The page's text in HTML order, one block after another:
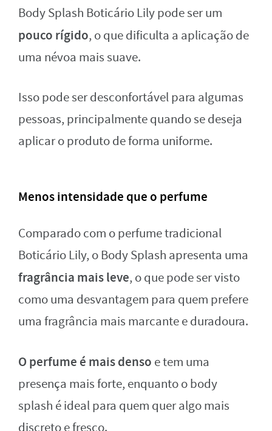
Body Splash Boticário Lily pode ser um
pouco rígido, o que dificulta a aplicação de
uma névoa mais suave.
Isso pode ser desconfortável para algumas
pessoas, principalmente quando se deseja
aplicar o produto de forma uniforme.
Menos intensidade que o perfume
Comparado com o perfume tradicional
Boticário Lily, o Body Splash apresenta uma
fragrância mais leve, o que pode ser visto
como uma desvantagem para quem prefere
uma fragrância mais marcante e duradoura.
O perfume é mais denso e tem uma
presença mais forte, enquanto o body
splash é ideal para quem quer algo mais
discreto e fresco.